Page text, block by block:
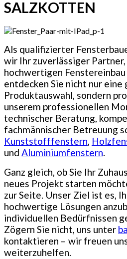
SALZKOTTEN
Als qualifizierter
wir Ihr zuverlässiger Partner,
hochwertigen
entdecken Sie nicht nur eine
Produktauswahl, sondern
unserem professionellen
technischer Beratung,
fachmännischer Betreuung
Kunststofffenstern,
und Aluminiumfenstern.
Ganz gleich, ob Sie Ihr
neues Projekt starten
zur Seite. Unser Ziel ist es,
hochwertige Lösungen
individuellen Bedürfnissen
Zögern Sie nicht, uns unter
kontaktieren – wir freuen
weiterzuhelfen.